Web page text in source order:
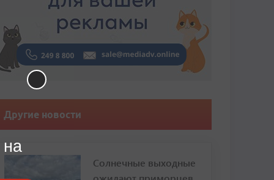
Другие новости
Солнечные выходные